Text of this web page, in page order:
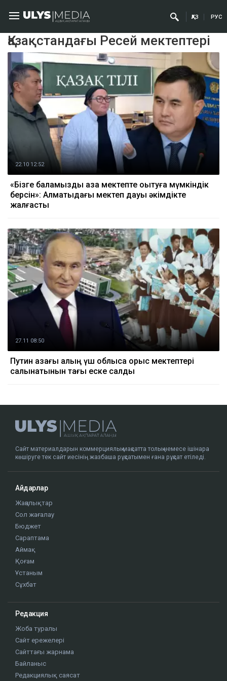
ҚАЗ РУС
Қазақстандағы Ресей мектептері
22.10 12:52
«Бізге баламызды қазақ мектепте оқытуға мүмкіндік
берсін»: Алматыдағы мектеп дауы әкімдікте
жалғасты
27.11 08:50
Путин қазағы қалың үш облысқа орыс мектептері
салынатынын тағы еске салды
Сайт материалдарын коммерциялық мақсатта толық немесе ішінара
көшіруге тек сайт иесінің жазбаша рұқсатымен ғана рұқсат етіледі.
Айдарлар
Жаңалықтар
Сол жағалау
Бюджет
Сараптама
Аймақ
Қоғам
Ұстаным
Сұхбат
Редакция
Жоба туралы
Сайт ережелері
Сайттағы жарнама
Байланыс
Редакциялық саясат